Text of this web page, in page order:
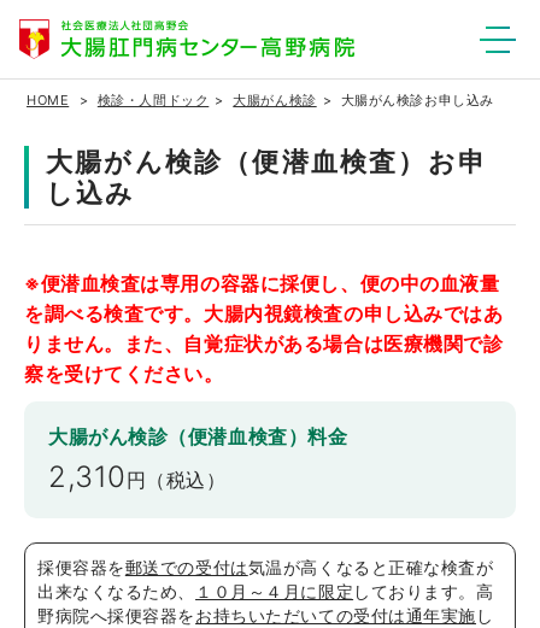
HOME 検診・人間ドック 大腸がん検診 大腸がん検診お申し込み
大腸がん検診（便潜血検査）お申
し込み
※便潜血検査は専用の容器に採便し、便の中の血液量
を調べる検査です。大腸内視鏡検査の申し込みではあ
りません。また、自覚症状がある場合は医療機関で診
察を受けてください。
大腸がん検診（便潜血検査）料金
2,310円（税込）
採便容器を郵送での受付は気温が高くなると正確な検査が
出来なくなるため、
１０月～４月に限定 しております。高
野病院へ採便容器をお持ちいただいての受付は通年実施 し